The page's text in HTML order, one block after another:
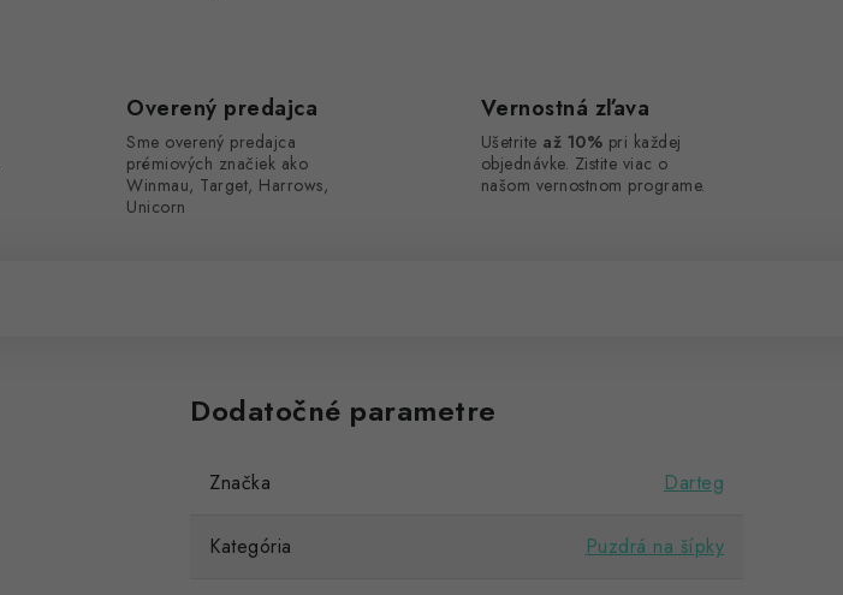
Overený predajca
Sme overený predajca
prémiových značiek ako
Winmau, Target, Harrows,
Unicorn
Vernostná zľava
Ušetrite až 10% pri každej
objednávke. Zistite viac o
našom vernostnom programe.
Dodatočné parametre
Značka Darteg
Kategória Puzdrá na šípky